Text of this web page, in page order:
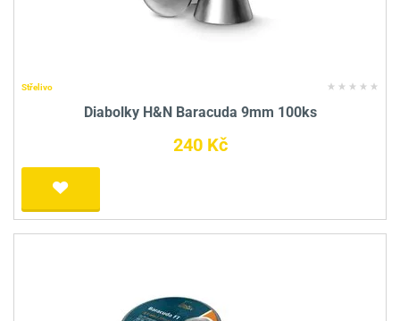
Střelivo
Diabolky H&N Baracuda 9mm 100ks
240 Kč